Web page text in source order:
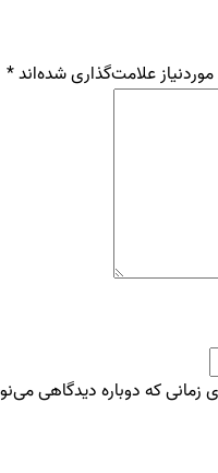
علامت‌گذاری شده‌اند*
زمانی که دوباره دیدگاهی